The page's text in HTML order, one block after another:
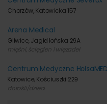
Chorzów, Katowicka 157
Arena Medical
Gliwice, Jagiellońska 29A
mięśni, ścięgien i więzadeł
Centrum Medyczne HolsaMED
Katowice, Kościuszki 229
dorośli/dzieci